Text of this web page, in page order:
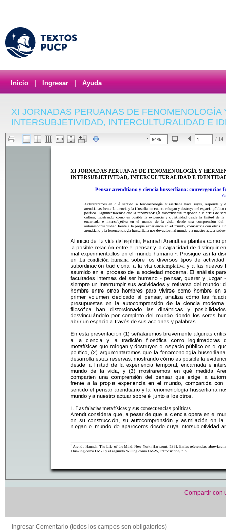
Inicio Ingresar Ayuda
XI JORNADAS PERUANAS DE FENOMENOLOGÍA
INTERSUBJETIVIDAD, INTERCULTURALIDAD E
/ 14
Compartir con
Ingresar Comentario (todos los campos son obligatorios)